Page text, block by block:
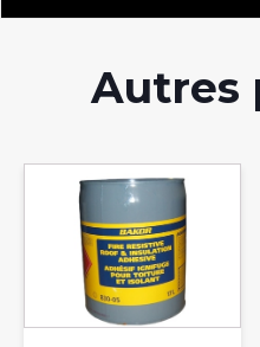
Autres